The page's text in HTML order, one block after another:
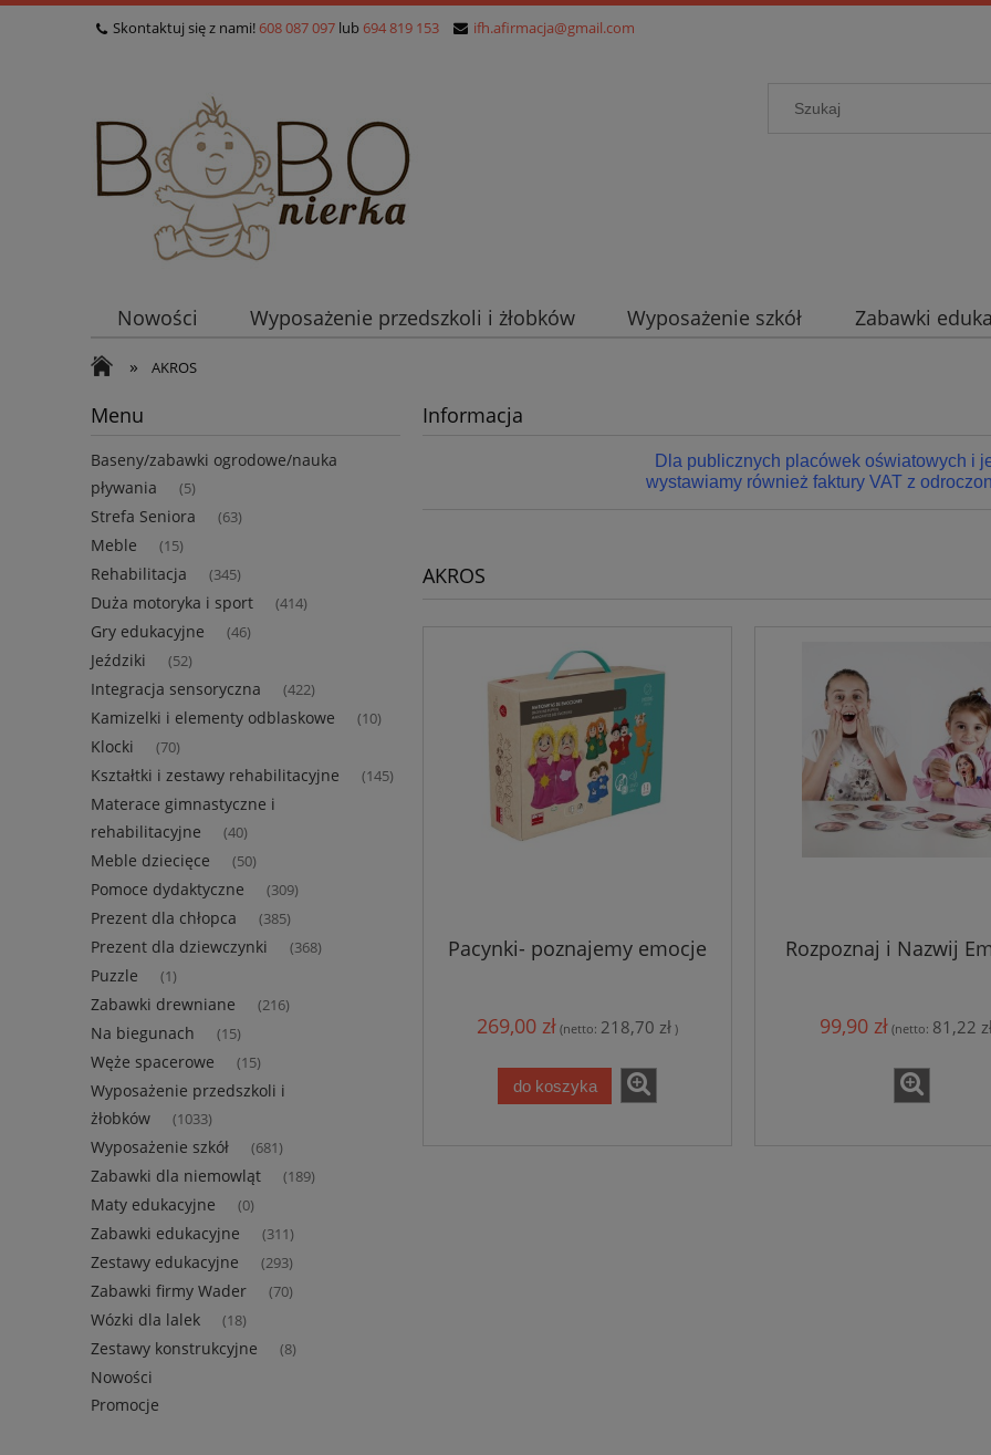
Skontaktuj się z nami! 608 087 097 lub 694 819 153 ifh.afirmacja@gmail.com
Nowości Wyposażenie przedszkoli i żłobków Wyposażenie szkół Zabawki
» AKROS
Menu
Baseny/zabawki ogrodowe/nauka
pływania
(5)
Strefa Seniora (63)
Meble (15)
Rehabilitacja (345)
Duża motoryka i sport (414)
Gry edukacyjne (46)
Jeździki (52)
Integracja sensoryczna (422)
Kamizelki i elementy odblaskowe (10)
Klocki (70)
Kształtki i zestawy rehabilitacyjne (145)
Materace gimnastyczne i
rehabilitacyjne
(40)
Meble dziecięce (50)
Pomoce dydaktyczne (309)
Prezent dla chłopca (385)
Prezent dla dziewczynki (368)
Puzzle (1)
Zabawki drewniane (216)
Na biegunach (15)
Węże spacerowe (15)
Wyposażenie przedszkoli i
żłobków
(1033)
Wyposażenie szkół (681)
Zabawki dla niemowląt (189)
Maty edukacyjne (0)
Zabawki edukacyjne (311)
Zestawy edukacyjne (293)
Zabawki firmy Wader (70)
Wózki dla lalek (18)
Zestawy konstrukcyjne (8)
Nowości
Promocje
Informacja
Dla publicznych placówek oświatowych i
wystawiamy również faktury VAT z
AKROS
Pacynki- poznajemy emocje
269,00 zł (netto: 218,70 zł )
do koszyka
Rozpoznaj i Nazwij
99,90 zł (netto: 81,22